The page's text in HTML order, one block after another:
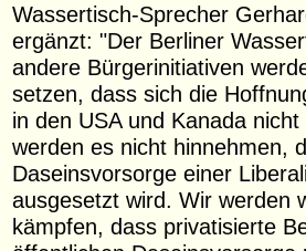
Wassertisch-Sprecher
ergänzt: "Der Berliner
andere Bürgerinitiativen
setzen, dass sich die
in den USA und Kanada
werden es nicht hinnehmen,
Daseinsvorsorge einer
ausgesetzt wird. Wir werden
kämpfen, dass privatisierte